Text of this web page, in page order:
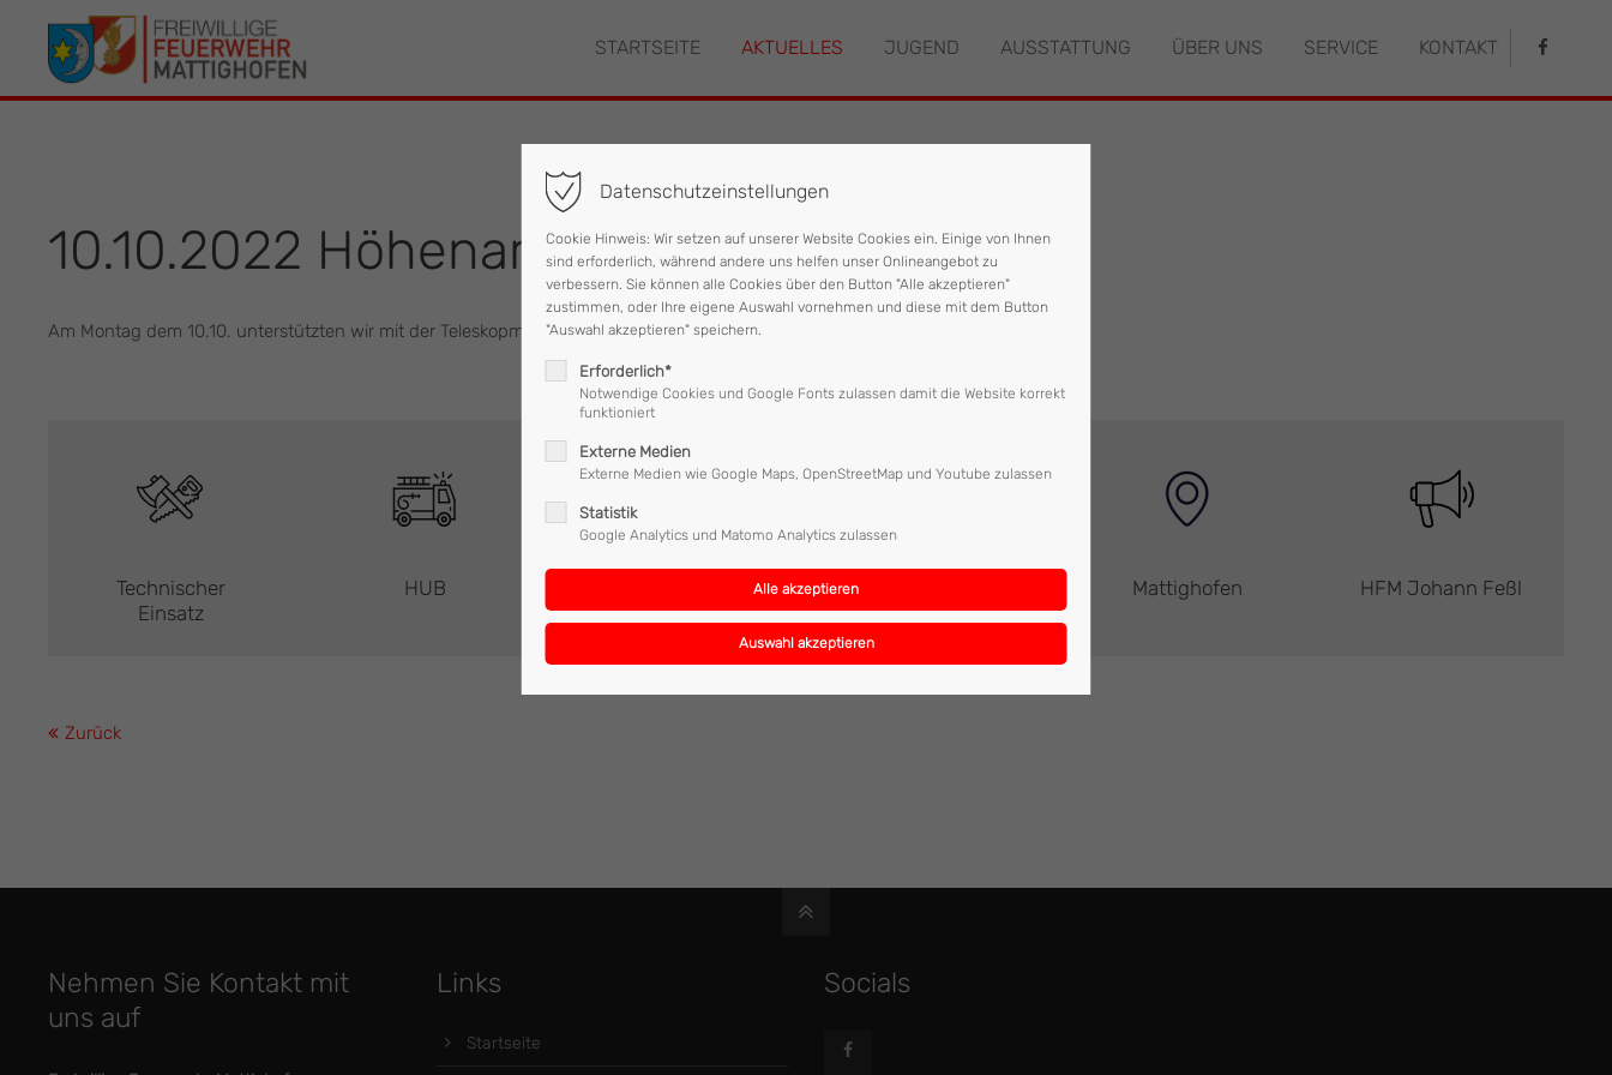
Der Eintrag "offcanvas-col1" existiert leider
nicht.
Der Eintrag "offcanvas-col2" existiert
Der Eintrag "offcanvas-col3" existiert
Der Eintrag "offcanvas-col4" existiert
STARTSEITE AKTUELLES JUGEND AUSSTATTUNG ÜBER UNS SERVICE KONTAKT
10.10.2022 Höhenarbeiten
Am Montag dem 10.10. unterstützten wir mit der Teleskopmastbühne eine Firma bei der Wartung des Kirchengeläutes.
Technischer
Einsatz
HUB 07:45 - 08:15 Uhr Mattighofen HFM Johann Feßl
Zurück
Nehmen Sie Kontakt mit
uns auf
Links
Startseite
Socials
Datenschutzeinstellungen
Cookie Hinweis: Wir setzen auf unserer Website Cookies ein. Einige von Ihnen
sind erforderlich, während andere uns helfen unser Onlineangebot zu
verbessern. Sie können alle Cookies über den Button "Alle akzeptieren"
zustimmen, oder Ihre eigene Auswahl vornehmen und diese mit dem Button
"Auswahl akzeptieren" speichern.
Erforderlich*
Notwendige Cookies und Google Fonts zulassen damit die Website korrekt
funktioniert
Externe Medien
Externe Medien wie Google Maps, OpenStreetMap und Youtube zulassen
Statistik
Google Analytics und Matomo Analytics zulassen